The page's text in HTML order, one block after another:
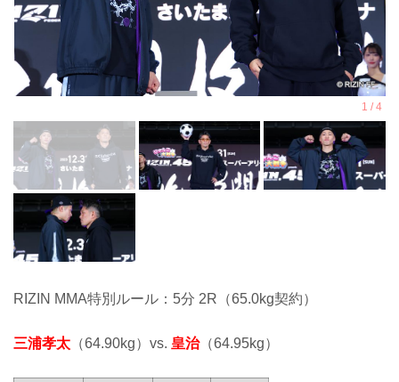
RIZIN MMA特別ルール：5分 2R（65.0kg契約）
三浦孝太 （64.90kg）vs. 皇治（64.95kg）